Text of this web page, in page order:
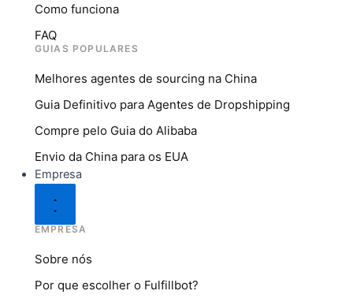
Como funciona
FAQ
GUIAS POPULARES
Melhores agentes de sourcing na China
Guia Definitivo para Agentes de Dropshipping
Compre pelo Guia do Alibaba
Envio da China para os EUA
Empresa
EMPRESA
Sobre nós
Por que escolher o Fulfillbot?